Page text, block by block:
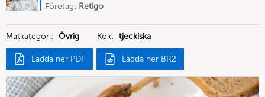
Företag: Retigo
Matkategori: Övrig Kök: tjeckiska
Ladda ner PDF Ladda ner BR2